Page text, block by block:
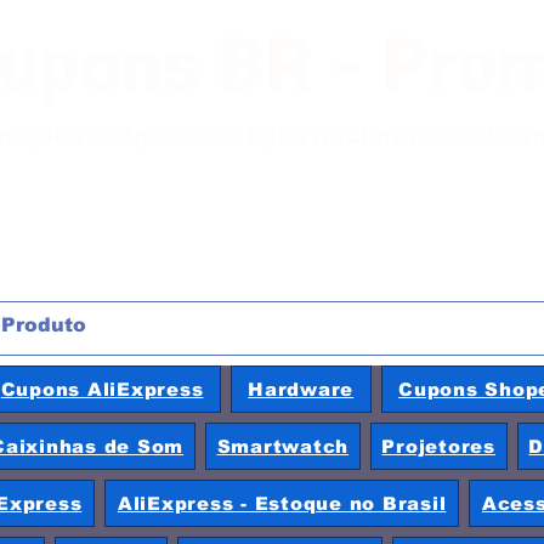
BR -
Cupons AliExpress Hardware Cupons
de Som Smartwatch Projetores
AliExpress - Estoque no Brasil